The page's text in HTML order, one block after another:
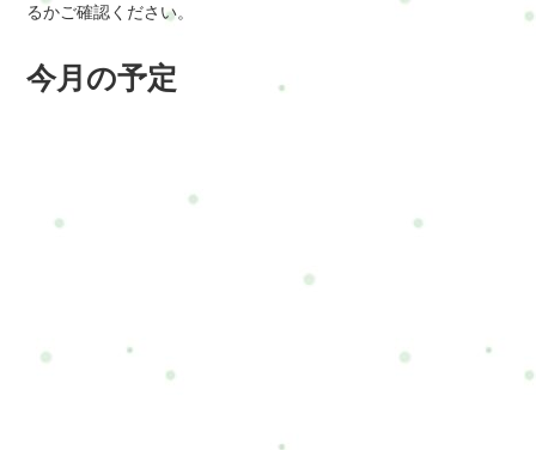
るかご確認ください。
今月の予定